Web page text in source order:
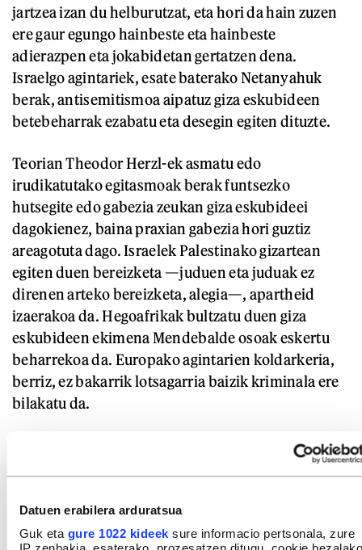
Datuen erabilera arduratsua
Guk eta gure 1022 kideek sure informacio pertsonala, zure
jartzea izan du helburutzat, eta hori da hain zuzen
ere gaur egungo hainbeste eta hainbeste
adierazpen eta jokabidetan gertatzen dena.
Israelgo agintariek, esate baterako Netanyahuk
berak, antisemitismoa aipatuz giza eskubideen
betebeharrak ezabatu eta desegin egiten dituzte.
Teorian Theodor Herzl-ek asmatu edo
irudikatutako egitasmoak berak funtsezko
hutsegite edo gabezia zeukan giza eskubideei
dagokienez, baina praxian gabezia hori guztiz
areagotuta dago. Israelek Palestinako gizartean
egiten duen bereizketa —juduen eta juduak ez
direnen arteko bereizketa, alegia—, apartheid
izaerakoa da. Hegoafrikak bultzatu duen giza
eskubideen ekimena Mendebalde osoak eskertu
beharrekoa da. Europako agintarien koldarkeria,
berriz, ez bakarrik lotsagarria baizik kriminala ere
bilakatu da.
Gazako ghettoan erail eta desagerrarazi dituzten
100.000 pertsona baino gehiagok justizia eskatzen
soilik Hegoafrikari zor diogu gizateriaren aldeko
ausardia. Baina gerra hori hasteko aitzakia